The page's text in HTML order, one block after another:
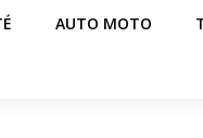
AUTO MOTO